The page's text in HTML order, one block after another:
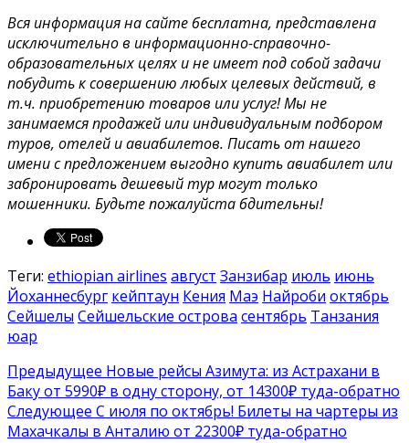
Вся информация на сайте бесплатна, представлена
исключительно в информационно-справочно-
образовательных целях и не имеет под собой задачи
побудить к совершению любых целевых действий, в
т.ч. приобретению товаров или услуг! Мы не
занимаемся продажей или индивидуальным подбором
туров, отелей и авиабилетов. Писать от нашего
имени с предложением выгодно купить авиабилет или
забронировать дешевый тур могут только
мошенники. Будьте пожалуйста бдительны!
Теги: ethiopian airlines август Занзибар июль июнь
Йоханнесбург кейптаун Кения Маэ Найроби октябрь
Сейшелы Сейшельские острова сентябрь Танзания
юар
Предыдущее Новые рейсы Азимута: из Астрахани в
Баку от 5990₽ в одну сторону, от 14300₽ туда-обратно
Следующее С июля по октябрь! Билеты на чартеры из
Махачкалы в Анталию от 22300₽ туда-обратно